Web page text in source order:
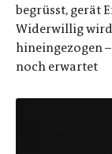
begrüsst, gerät
Widerwillig
hineingezogen
noch erwartet